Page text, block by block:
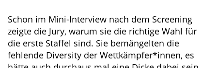
Schon im Mini-Interview nach dem Screening
zeigte die Jury, warum sie die richtige Wahl für
die erste Staffel sind. Sie bemängelten die
fehlende Diversity der Wettkämpfer*innen, es